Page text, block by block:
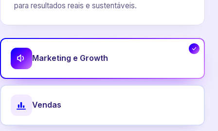
para resultados reais e sustentáveis.
Marketing e Growth
Vendas